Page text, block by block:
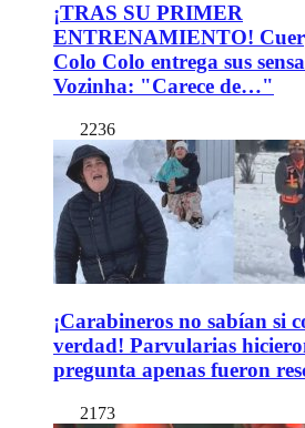
¡TRAS SU PRIMER
ENTRENAMIENTO!
Colo Colo entrega sus
Vozinha: "Carece de…"
2236
¡Carabineros no sabían si
verdad! Parvularias
pregunta apenas fueron
2173